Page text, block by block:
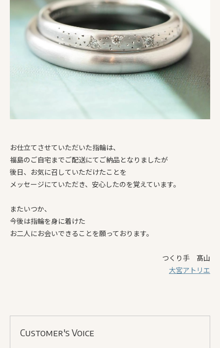
お仕立てさせていただいた指輪は、
福島のご自宅までご配送にてご納品となりましたが
後日、お気に召していただけたことを
メッセージにていただき、安心したのを覚えています。
またいつか、
今後は指輪を身に着けた
お二人にお会いできることを願っております。
つくり手 髙山
大宮アトリエ
Customer's Voice